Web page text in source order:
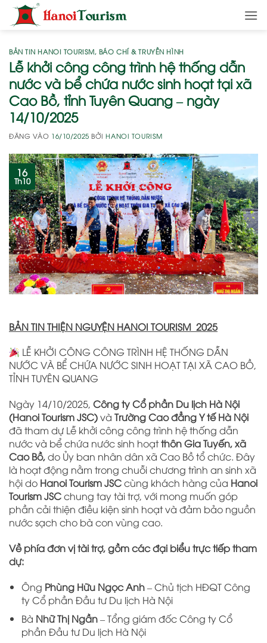
qua
dungBẢN TIN HANOI TOURISM, BÁO CHÍ & TRUYỀN HÌNH
Lễ khởi công công trình hệ thống dẫn
nước và bể chứa nước sinh hoạt tại xã
Cao Bồ, tỉnh Tuyên Quang – ngày
14/10/2025
ĐĂNG VÀO 16/10/2025 BỞIHANOI TOURISM
16
Th10
BẢN TIN THIỆN NGUYỆN HANOI TOURISM 2025
LỄ KHỞI CÔNG CÔNG TRÌNH HỆ THỐNG DẪN
NƯỚC VÀ BỂ CHỨA NƯỚC SINH HOẠT TẠI XÃ CAO BỒ,
TỈNH TUYÊN QUANG
Ngày 14/10/2025, Công ty Cổ phần Du lịch Hà Nội
(Hanoi Tourism JSC)và Trường Cao đẳng Y tế Hà Nội
đã tham dự Lễ khởi công công trình hệ thống dẫn
nước và bể chứa nước sinh hoạtthôn Gia Tuyến, xã
Cao Bồ,do Ủy ban nhân dân xã Cao Bồ tổ chức. Đây
là hoạt động nằm trong chuỗi chương trình an sinh xã
hội do Hanoi Tourism JSCcùng khách hàng của Hanoi
Tourism JSCchung tay tài trợ, với mong muốn góp
phần cải thiện điều kiện sinh hoạt và đảm bảo nguồn
nước sạch cho bà con vùng cao.
Về phía đơn vị tài trợ, gồm các đại biểu trực tiếp tham
dự:
Ông Phùng Hữu Ngọc Anh– Chủ tịch HĐQT Công
ty Cổ phần Đầu tư Du lịch Hà Nội
Bà Nhữ Thị Ngần– Tổng giám đốc Công ty Cổ
phần Đầu tư Du lịch Hà Nội